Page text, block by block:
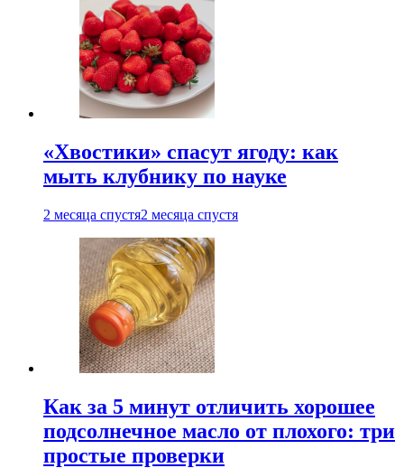
«Хвостики» спасут ягоду: как
мыть клубнику по науке
2 месяца спустя2 месяца спустя
Как за 5 минут отличить хорошее
подсолнечное масло от плохого: три
простые проверки